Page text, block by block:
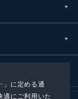
」に定める通
適にご利用いた